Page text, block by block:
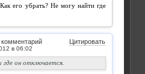
его убрать? Не могу найти где
Цитировать
где он отключается.